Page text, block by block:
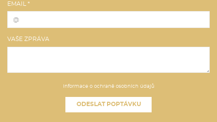
EMAIL *
VAŠE ZPRÁVA
Informace o ochraně osobních údajů
ODESLAT POPTÁVKU